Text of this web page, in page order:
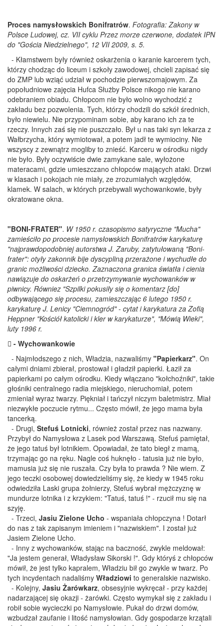
Proces namysłowskich Bonifratrów. Fotografia: Zakony w
Polsce Ludowej, cz. VII cyklu Przez morze czerwone, dodatek IPN
do "Gościa Niedzielnego", 12 VII 2009, s. 5.
- Kłamstwem były również oskarżenia o karanie karcerem tych,
którzy chodząc do liceum i szkoły zawodowej, chcieli zapisać się
do ZMP lub wziąć udział w pochodzie pierwszomajowym. Za
popołudniowe zajęcia Hufca Służby Polsce nikogo nie karano
odebraniem obiadu. Chłopcom nie było wolno wychodzić z
zakładu bez pozwolenia. Tych, którzy chodzili do szkół średnich,
było niewielu. Nie przypominam sobie, aby karano ich za te
rzeczy. Innych zaś się nie puszczało. Był u nas taki syn lekarza z
Wałbrzycha, który wymiotował, a potem jadł te wymiociny. Nie
wszyscy z zewnątrz mogliby to znieść. Karceru w ośrodku nigdy
nie było. Były oczywiście dwie zamykane sale, wyłożone
materacami, gdzie umieszczano chłopców mających ataki. Drzwi
w klasach i pokojach nie miały, ze zrozumiałych względów,
klamek. W salach, w których przebywali wychowankowie, były
okratowane okna.
"BONI-FRATER". W 1950 r. czasopismo satyryczne "Mucha"
zamieściło po procesie namysłowskich Bonifratrów karykaturę
"najprawdopodobniej autorstwa J. Zaruby, zatytułowaną "Boni-
frater": otyły zakonnik bije dyscypliną przerażone i wychudłe do
granic możliwości dziecko. Zaznaczona granica światła i cienia
nawiązuje do oskarżeń o przetrzymywanie wychowanków w
piwnicy. Równiez "Szpilki pokusiły się o komentarz [do]
odbywającego się procesu, zamieszczając 6 lutego 1950 r.
karykaturę J. Lenicy "Ciemnogród" - cytat i karykatura za Zofią
Heppner "Kościół katolicki i kler w karykaturze", "Mówią Wieki",
luty 1996 r.
 - Wychowankowie
- Najmłodszego z nich, Władzia, nazwaliśmy "Papierkarz". On
całymi dniami zbierał, prostował i gładził papierki. Łaził za
papierkami po całym ośrodku. Kiedy włączano "kołchoźniki", takie
głośniki centralnego radia miejskiego, nieruchomiał, potem
zmieniał wyraz twarzy. Piękniał i tańczył niczym baletmistrz. Miał
niezwykłe poczucie rytmu... Często mówił, że jego mama była
tancerką.
- Drugi, Stefuś Lotnicki, również został przez nas nazwany.
Przybył do Namysłowa z Lasek pod Warszawą. Stefuś pamiętał,
że jego tatuś był lotnikiem. Opowiadał, że tato biegł z mamą,
trzymając go na ręku. Nagle coś huknęło - tatusia już nie było,
mamusia już się nie ruszała. Czy była to prawda ? Nie wiem. Z
jego teczki osobowej dowiedzieliśmy się, że kiedy w 1945 roku
odwiedziła Laski grupa żołnierzy, Stefuś wybrał mężczyznę w
mundurze lotnika i z krzykiem: "Tatuś, tatuś !" - rzucił mu się na
szyję.
- Trzeci, Jasiu Zielone Ucho - wspaniała chłopczyna ! Dotarł
do nas z tak zapisanym imieniem i "nazwiskiem". I został już
Jasiem Zielone Ucho.
- Inny z wychowanków, stając na baczność, zwykle meldował:
"Ja jestem generał, Władysław Sikorski !". Gdy któryś z chłopców
mówił, że jest tylko kapralem, Władziu bił go zwykle w twarz. Po
tych incydentach nadaliśmy Władziowi to generalskie nazwisko.
- Kolejny, Jasiu Żarówkarz, obsesyjnie wykręcał - przy każdej
nadarzającej się okazji - żarówki. Często wymykał się z zakładu i
robił sobie wycieczki po Namysłowie. Pukał do drzwi domów,
wzbudzał zaufanie i litość namysłowian. Gdy gospodarze krzątali